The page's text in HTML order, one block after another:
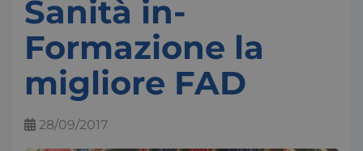
Sanità in-
Formazione la
migliore FAD
28/09/2017